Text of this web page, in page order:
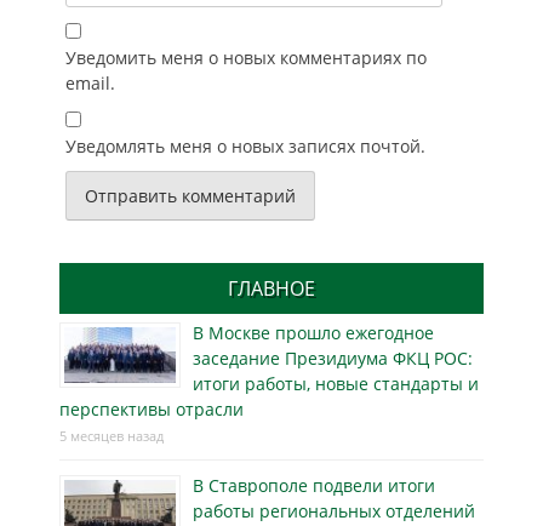
Уведомить меня о новых комментариях по
email.
Уведомлять меня о новых записях почтой.
ГЛАВНОЕ
В Москве прошло ежегодное
заседание Президиума ФКЦ РОС:
итоги работы, новые стандарты и
перспективы отрасли
5 месяцев назад
В Ставрополе подвели итоги
работы региональных отделений